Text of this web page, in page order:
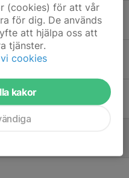
lördag 27/6!
info v.26
(cookies) för att vår
för dig. De används
att hjälpa oss att
tjänster.
cookies
kakor